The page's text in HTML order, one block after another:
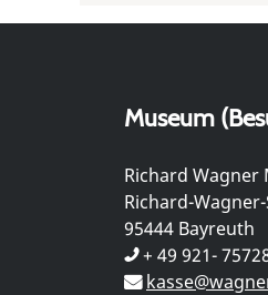
Museum
Richard Wagner
Richard-
95444 Bayreuth
+ 49 921-